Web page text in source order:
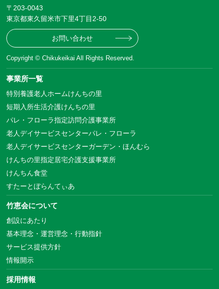
〒203-0043
東京都東久留米市下里4丁目2-50
お問い合わせ
Copyright © Chikukeikai All Rights Reserved.
事業所一覧
特別養護老人ホームけんちの里
短期入所生活介護けんちの里
パレ・フローラ指定訪問介護事業所
老人デイサービスセンターパレ・フローラ
老人デイサービスセンターガーデン・ほんむら
けんちの里指定居宅介護支援事業所
けんちん食堂
すたーとぼらんてぃあ
竹恵会について
創設にあたり
基本理念・運営理念・行動指針
サービス提供方針
情報開示
採用情報